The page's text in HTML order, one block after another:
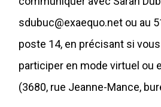
sdubuc@exaequo.net ou au
poste 14, en précisant si
participer en mode virtuel ou
(3680, rue Jeanne-Mance,